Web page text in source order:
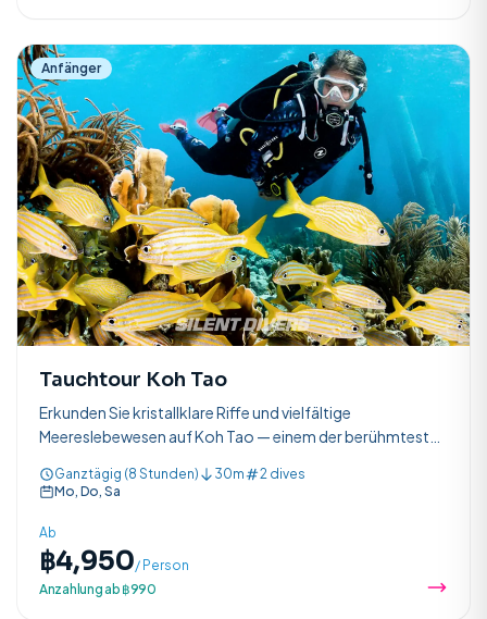
Anfänger
Tauchtour Koh Tao
Erkunden Sie kristallklare Riffe und vielfältige
Meereslebewesen auf Koh Tao — einem der berühmtesten
entfernt.
Ganztägig (8 Stunden) 30m
2 dives
Mo, Do, Sa
Ab
฿4,950/ Person
Anzahlung ab ฿990
Shop
Kontakt
WhatsApp
SPRACHE
EN
English
TH ZH
Deutsch Français Español